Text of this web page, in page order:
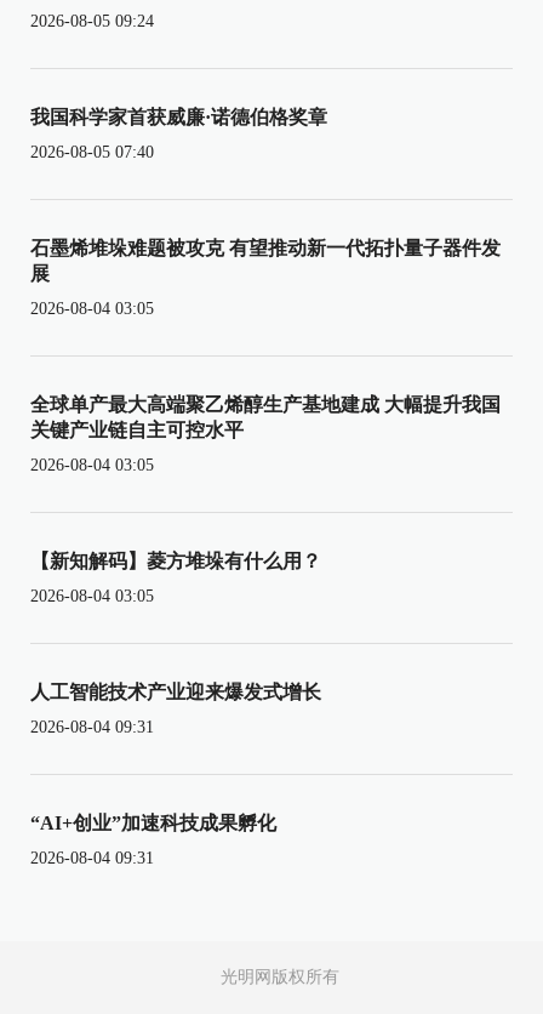
2026-08-05 09:24
我国科学家首获威廉·诺德伯格奖章
2026-08-05 07:40
石墨烯堆垛难题被攻克 有望推动新一代拓扑量子器件发
展
2026-08-04 03:05
全球单产最大高端聚乙烯醇生产基地建成 大幅提升我国
关键产业链自主可控水平
2026-08-04 03:05
【新知解码】菱方堆垛有什么用？
2026-08-04 03:05
人工智能技术产业迎来爆发式增长
2026-08-04 09:31
“AI+创业”加速科技成果孵化
2026-08-04 09:31
光明网版权所有